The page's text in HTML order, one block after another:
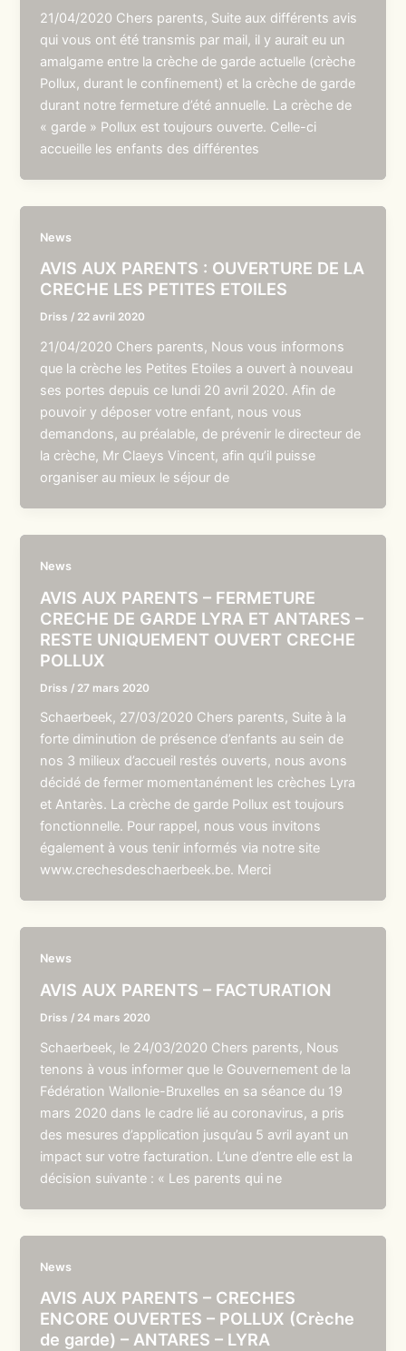
21/04/2020 Chers parents, Suite aux différents avis
qui vous ont été transmis par mail, il y aurait eu un
amalgame entre la crèche de garde actuelle (crèche
Pollux, durant le confinement) et la crèche de garde
durant notre fermeture d’été annuelle. La crèche de
« garde » Pollux est toujours ouverte. Celle-ci
accueille les enfants des différentes
News
AVIS AUX PARENTS : OUVERTURE DE LA
CRECHE LES PETITES ETOILES
Driss / 22 avril 2020
21/04/2020 Chers parents, Nous vous informons
que la crèche les Petites Etoiles a ouvert à nouveau
ses portes depuis ce lundi 20 avril 2020. Afin de
pouvoir y déposer votre enfant, nous vous
demandons, au préalable, de prévenir le directeur de
la crèche, Mr Claeys Vincent, afin qu’il puisse
organiser au mieux le séjour de
News
AVIS AUX PARENTS – FERMETURE
CRECHE DE GARDE LYRA ET ANTARES –
RESTE UNIQUEMENT OUVERT CRECHE
POLLUX
Driss / 27 mars 2020
Schaerbeek, 27/03/2020 Chers parents, Suite à la
forte diminution de présence d’enfants au sein de
nos 3 milieux d’accueil restés ouverts, nous avons
décidé de fermer momentanément les crèches Lyra
et Antarès. La crèche de garde Pollux est toujours
fonctionnelle. Pour rappel, nous vous invitons
également à vous tenir informés via notre site
www.crechesdeschaerbeek.be. Merci
News
AVIS AUX PARENTS – FACTURATION
Driss / 24 mars 2020
Schaerbeek, le 24/03/2020 Chers parents, Nous
tenons à vous informer que le Gouvernement de la
Fédération Wallonie-Bruxelles en sa séance du 19
mars 2020 dans le cadre lié au coronavirus, a pris
des mesures d’application jusqu’au 5 avril ayant un
impact sur votre facturation. L’une d’entre elle est la
décision suivante : « Les parents qui ne
News
AVIS AUX PARENTS – CRECHES
ENCORE OUVERTES – POLLUX (Crèche
de garde) – ANTARES – LYRA